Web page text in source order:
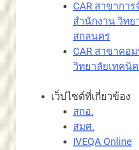
CAR สาขากา
สำนักงาน วิทย
สกลนคร
CAR สาขาคอ
วิทยาลัยเทคนิ
เว็ปไซต์ที่เกี่ยวข้อง
สกอ.
สมศ.
IVEQA Online